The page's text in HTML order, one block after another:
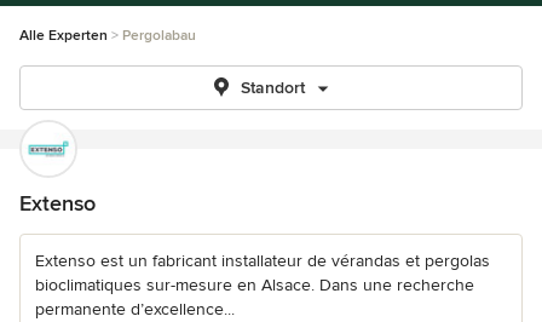
Alle Experten Pergolabau
Standort
Extenso
Extenso est un fabricant installateur de vérandas et pergolas
bioclimatiques sur-mesure en Alsace. Dans une recherche
permanente d’excellence...